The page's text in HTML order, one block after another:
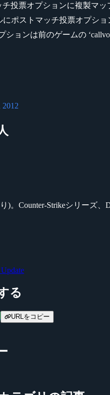
投票オプションに複製マ
にポストマッチ投票オプシ
ョンは前のゲームの
2012
)。Counter-Strikeシリーズ
る
URLをコピー